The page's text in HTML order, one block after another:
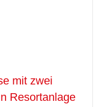
mit zwei
Resortanlage